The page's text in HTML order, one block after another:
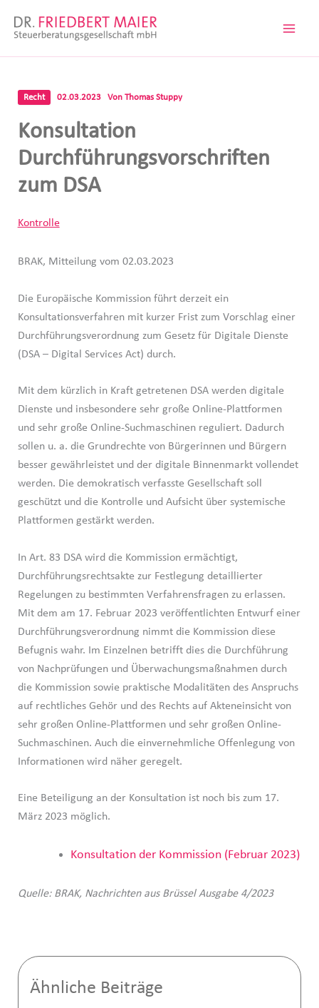
Inhalt
Recht 02.03.2023 Von Thomas Stuppy
Konsultation
Durchführungsvorschriften
zum DSA
Kontrolle
BRAK, Mitteilung vom 02.03.2023
Die Europäische Kommission führt derzeit ein
Konsultationsverfahren mit kurzer Frist zum Vorschlag einer
Durchführungsverordnung zum Gesetz für Digitale Dienste
(DSA – Digital Services Act) durch.
Mit dem kürzlich in Kraft getretenen DSA werden digitale
Dienste und insbesondere sehr große Online-Plattformen
und sehr große Online-Suchmaschinen reguliert. Dadurch
sollen u. a. die Grundrechte von Bürgerinnen und Bürgern
besser gewährleistet und der digitale Binnenmarkt vollendet
werden. Die demokratisch verfasste Gesellschaft soll
geschützt und die Kontrolle und Aufsicht über systemische
Plattformen gestärkt werden.
In Art. 83 DSA wird die Kommission ermächtigt,
Durchführungsrechtsakte zur Festlegung detaillierter
Regelungen zu bestimmten Verfahrensfragen zu erlassen.
Mit dem am 17. Februar 2023 veröffentlichten Entwurf einer
Durchführungsverordnung nimmt die Kommission diese
Befugnis wahr. Im Einzelnen betrifft dies die Durchführung
von Nachprüfungen und Überwachungsmaßnahmen durch
die Kommission sowie praktische Modalitäten des Anspruchs
auf rechtliches Gehör und des Rechts auf Akteneinsicht von
sehr großen Online-Plattformen und sehr großen Online-
Suchmaschinen. Auch die einvernehmliche Offenlegung von
Informationen wird näher geregelt.
Eine Beteiligung an der Konsultation ist noch bis zum 17.
März 2023 möglich.
Konsultation der Kommission (Februar 2023)
Quelle: BRAK, Nachrichten aus Brüssel Ausgabe 4/2023
Ähnliche Beiträge